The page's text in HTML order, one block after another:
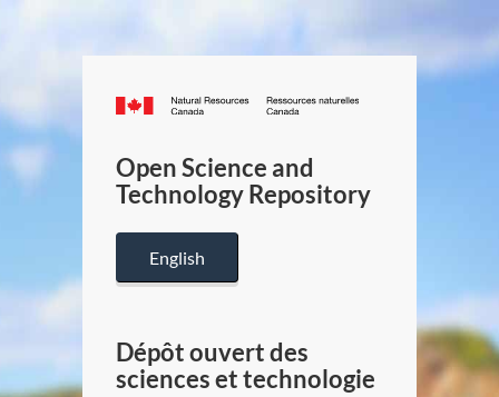
Canada.ca
/
Canada
Open Science and
Technology Repository
English
Dépôt ouvert des
sciences et technologie